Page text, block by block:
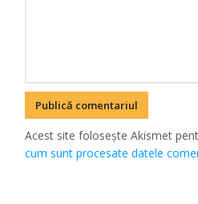
Acest site folosește Akismet
cum sunt procesate datele